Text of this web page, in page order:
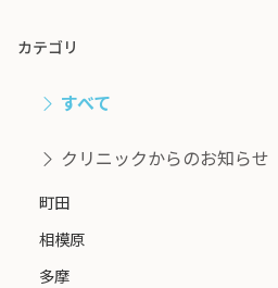
カテゴリ
すべて
クリニックからのお知らせ
町田
相模原
多摩